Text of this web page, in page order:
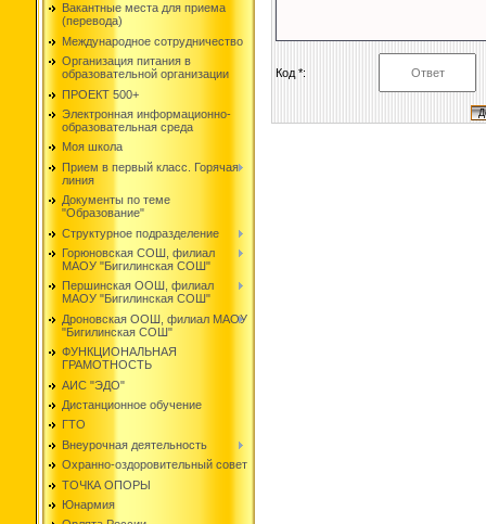
Вакантные места для приема
(перевода)
Международное сотрудничество
Организация питания в
образовательной организации
ПРОЕКТ 500+
Электронная информационно-
образовательная среда
Моя школа
Прием в первый класс. Горячая
линия
Документы по теме
"Образование"
Структурное подразделение
Горюновская СОШ, филиал
МАОУ "Бигилинская СОШ"
Першинская ООШ, филиал
МАОУ "Бигилинская СОШ"
Дроновская ООШ, филиал МАОУ
"Бигилинская СОШ"
ФУНКЦИОНАЛЬНАЯ
ГРАМОТНОСТЬ
АИС "ЭДО"
Дистанционное обучение
ГТО
Внеурочная деятельность
Охранно-оздоровительный совет
ТОЧКА ОПОРЫ
Юнармия
Код *: